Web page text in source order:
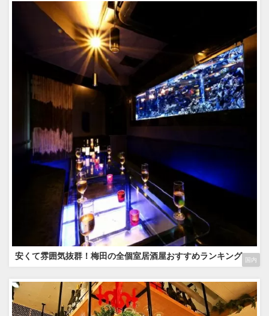
国内
安くて雰囲気抜群！梅田の全個室居酒屋おすすめランキング